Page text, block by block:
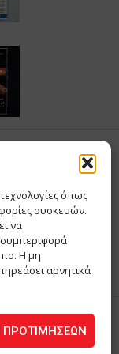
όπως
συσκευών.
να
Η μη
αρνητικά